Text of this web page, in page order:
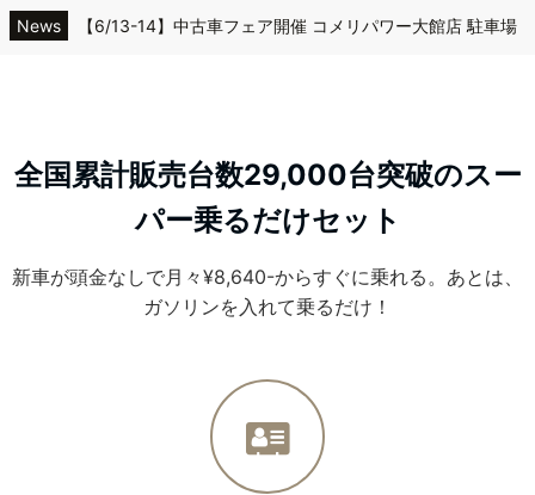
News 【6/13-14】中古車フェア開催 コメリパワー大館店 駐車場
2026年お盆休業のお知らせ
全国累計販売台数29,000台突破のスー
パー乗るだけセット
新車が頭金なしで月々¥8,640-からすぐに乗れる。あとは、
ガソリンを入れて乗るだけ！